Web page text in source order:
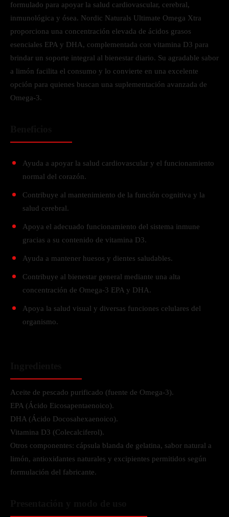
formulado para apoyar la salud cardiovascular, cerebral,
inmunológica y ósea. Nordic Naturals Ultimate Omega Xtra
proporciona una concentración elevada de ácidos grasos
esenciales EPA y DHA, complementada con vitamina D3 para
brindar un soporte integral al bienestar diario. Su agradable sabor
a limón facilita el consumo y lo convierte en una excelente
opción para quienes buscan una suplementación avanzada de
Omega-3.
Ayuda a apoyar la salud cardiovascular y el funcionamiento
normal del corazón.
Contribuye al mantenimiento de la función cognitiva y la
salud cerebral.
Apoya el adecuado funcionamiento del sistema inmune
gracias a su contenido de vitamina D3.
Ayuda a mantener huesos y dientes saludables.
Contribuye al bienestar general mediante una alta
concentración de Omega-3 EPA y DHA.
Apoya la salud visual y diversas funciones celulares del
organismo.
Aceite de pescado purificado (fuente de Omega-3).
EPA (Ácido Eicosapentaenoico).
DHA (Ácido Docosahexaenoico).
Vitamina D3 (Colecalciferol).
Otros componentes: cápsula blanda de gelatina, sabor natural a
limón, antioxidantes naturales y excipientes permitidos según
formulación del fabricante.